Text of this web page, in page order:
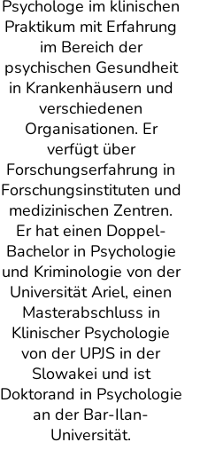
Psychologe im klinischen
Praktikum mit Erfahrung
im Bereich der
psychischen Gesundheit
in Krankenhäusern und
verschiedenen
Organisationen. Er
verfügt über
Forschungserfahrung in
Forschungsinstituten und
medizinischen Zentren.
Er hat einen Doppel-
Bachelor in Psychologie
und Kriminologie von der
Universität Ariel, einen
Masterabschluss in
Klinischer Psychologie
von der UPJS in der
Slowakei und ist
Doktorand in Psychologie
an der Bar-Ilan-
Universität.